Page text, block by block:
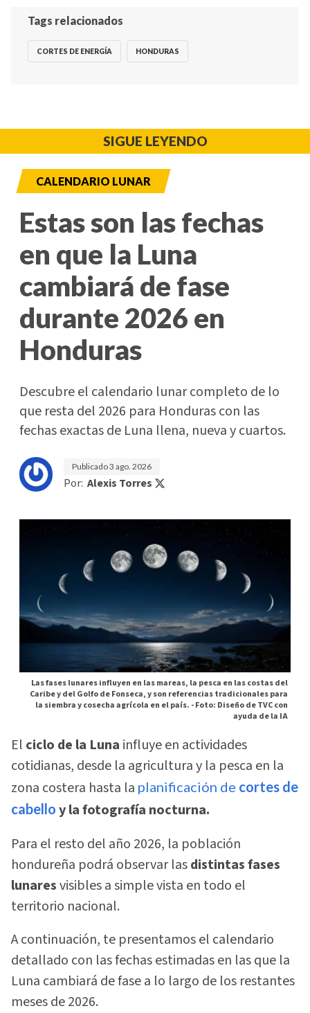
Tags relacionados
CORTES DE ENERGÍA HONDURAS
SIGUE LEYENDO
CALENDARIO LUNAR
Estas son las fechas
en que la Luna
cambiará de fase
durante 2026 en
Honduras
Descubre el calendario lunar completo de lo
que resta del 2026 para Honduras con las
fechas exactas de Luna llena, nueva y cuartos.
Publicado3 ago. 2026
Por: Alexis Torres
Las fases lunares influyen en las mareas, la pesca en las costas del
Caribe y del Golfo de Fonseca, y son referencias tradicionales para
la siembra y cosecha agrícola en el país. -Foto: Diseño de TVC con
ayuda de la IA
El ciclo de la Luna influye en actividades
cotidianas, desde la agricultura y la pesca en la
zona costera hasta la planificación de cortes de
cabello y la fotografía nocturna.
Para el resto del año 2026, la población
hondureña podrá observar lasdistintas fases
lunaresvisibles a simple vista en todo el
territorio nacional.
A continuación, te presentamos el calendario
detallado con las fechas estimadas en las que la
Luna cambiará de fase a lo largo de los restantes
meses de 2026.